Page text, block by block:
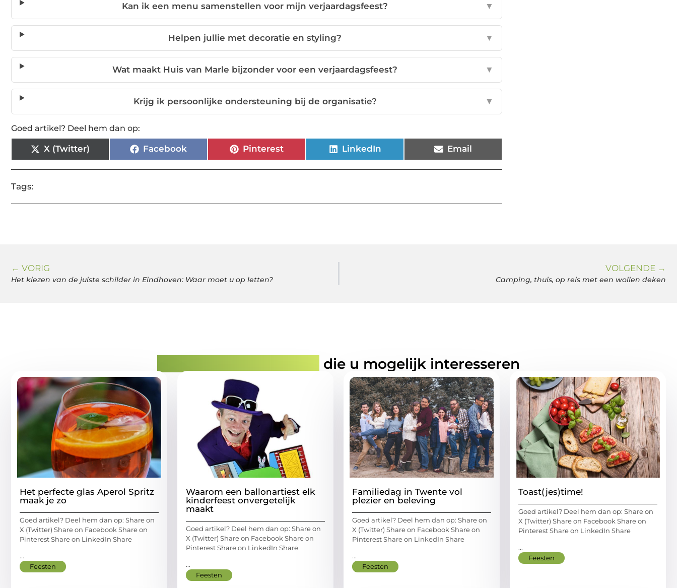
Kan ik een menu samenstellen voor mijn verjaardagsfeest? ▼
Helpen jullie met decoratie en styling? ▼
Wat maakt Huis van Marle bijzonder voor een verjaardagsfeest? ▼
Krijg ik persoonlijke ondersteuning bij de organisatie? ▼
Goed artikel? Deel hem dan op:
X (Twitter) Facebook Pinterest LinkedIn Email
Tags:
← VORIG
Het kiezen van de juiste schilder in Eindhoven: Waar moet u op letten?
VOLGENDE →
Camping, thuis, op reis met een wollen deken
die u mogelijk interesseren
Het perfecte glas Aperol Spritz
maak je zo
Goed artikel? Deel hem dan op: Share on
X (Twitter) Share on Facebook Share on
Pinterest Share on LinkedIn Share
...
Feesten
Waarom een ballonartiest elk
kinderfeest onvergetelijk
maakt
Goed artikel? Deel hem dan op: Share on
X (Twitter) Share on Facebook Share on
Pinterest Share on LinkedIn Share
...
Feesten
Familiedag in Twente vol
plezier en beleving
Goed artikel? Deel hem dan op: Share on
X (Twitter) Share on Facebook Share on
Pinterest Share on LinkedIn Share
...
Feesten
Toast(jes)time!
Goed artikel? Deel hem dan op: Share on
X (Twitter) Share on Facebook Share on
Pinterest Share on LinkedIn Share
...
Feesten